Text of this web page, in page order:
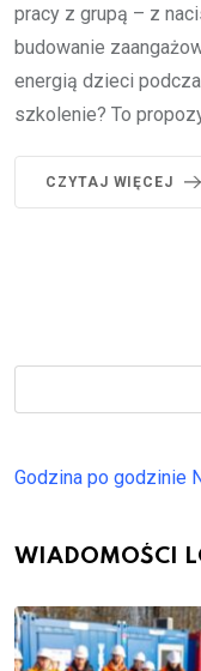
pracy z grupą – z
budowanie
energią dzieci
szkolenie? To
CZYTAJ WIĘCEJ
Godzina po godzinie
WIADOMOŚCI